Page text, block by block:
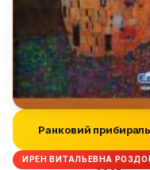
Ранковий
ИРЕН ВИТАЛЬЕВНА